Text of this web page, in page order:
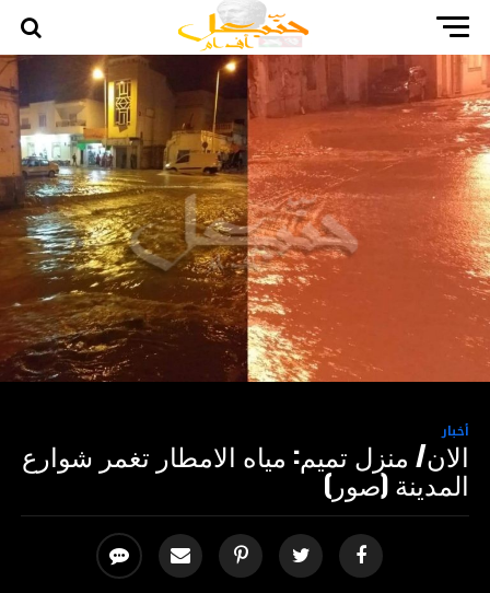
أخبار
الان/ منزل تميم: مياه الامطار تغمر شوارع
المدينة (صور)